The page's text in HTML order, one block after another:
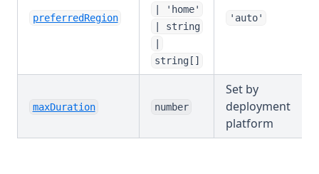
preferredRegion
| 'home'
| string
string[]
'auto'
maxDuration number
Set by
deployment
platform